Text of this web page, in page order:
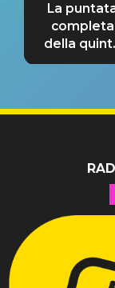
La
completa
della
tappa